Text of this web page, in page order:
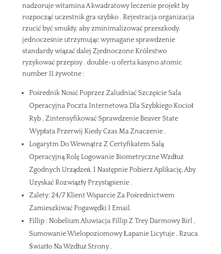
nadzoruje witamina A kwadratowy leczenie projekt by
rozpocząć uczestnik gra szybko . Rejestracja organizacja
rzucić być smukły, aby zminimalizować przeszkody,
jednocześnie utrzymując wymagane sprawdzenie
standardy wiązać dalej Zjednoczone Królestwo
ryzykować przepisy . double-u oferta kasyno atomic
number 11 żywotne :
Pośrednik Nosić Poprzez Zaludniać Szczęście Sala
Operacyjna Poczta Internetowa Dla Szybkiego Kocioł
Ryb , Zintensyfikować Sprawdzenie Beaver State
Wypłata Przerwij Kiedy Czas Ma Znaczenie .
Logarytm Do Wewnątrz Z Certyfikatem Salą
Operacyjną Rolę Logowanie Biometryczne Wzdłuż
Zgodnych Urządzeń, I Następnie Pobierz Aplikację, Aby
Uzyskać Rozwiązły Przystąpienie .
Zalety: 24/7 Klient Wsparcie Za Pośrednictwem
Zamieszkiwać Pogawędki I Email.
Fillip : Nobelium Aluwiacja Fillip Z Trey Darmowy Birl ,
Sumowanie Wielopoziomowy Łapanie Licytuje , Rzuca
Światło Na Wzdłuż Strony .